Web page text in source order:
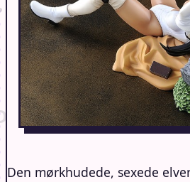
Den mørkhudede, sexede